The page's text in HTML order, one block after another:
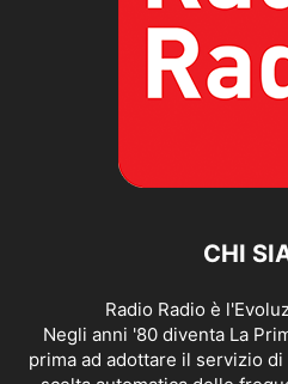
CHI
Radio Radio è
Negli anni '80 diventa La
prima ad adottare il servizio